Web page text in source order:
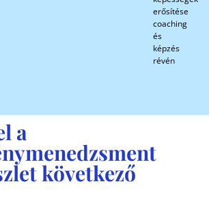
erősítése
coaching
és
képzés
révén
a
következő